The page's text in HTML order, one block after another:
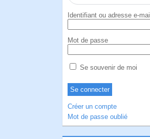
Identifiant ou adresse e-mail
Mot de passe
Se souvenir de moi
Créer un compte
Mot de passe oublié